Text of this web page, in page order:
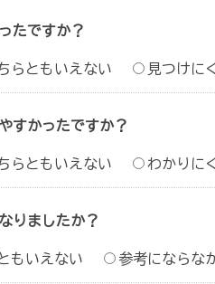
たですか？
らともいえない 見つけに
すかったですか？
らともいえない わかりに
りましたか？
もいえない 参考にならな